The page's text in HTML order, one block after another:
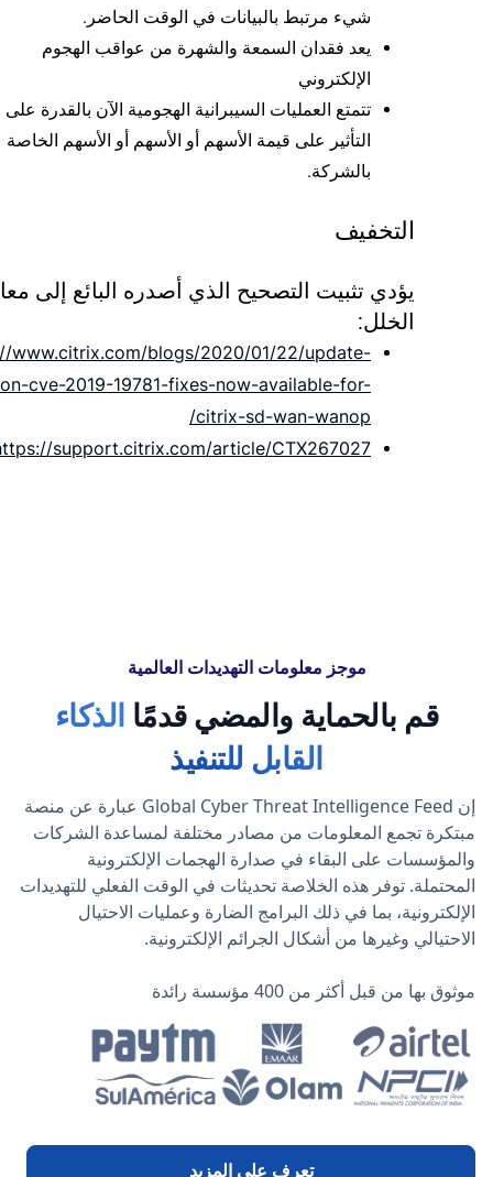
شيء مرتبط بالبيانات في الوقت الحاضر.
يعد فقدان السمعة والشهرة من عواقب الهجوم
الإلكتروني
تتمتع العمليات السيبرانية الهجومية الآن بالقدرة على
التأثير على قيمة الأسهم أو الأسهم أو الأسهم الخاصة
بالشركة.
التخفيف
يؤدي تثبيت التصحيح الذي أصدره البائع إلى
الخلل:
www.citrix.com/blogs/2020/01/22/update-
on-cve-2019-19781-fixes-now-available-for-
citrix-sd-wan-wanop/
support.citrix.com/article/CTX267027
موجز معلومات التهديدات العالمية
قم بالحماية والمضي قدمًا الذكاء
القابل للتنفيذ
إن Global Cyber Threat Intelligence Feed عبارة عن منصة
مبتكرة تجمع المعلومات من مصادر مختلفة لمساعدة الشركات
والمؤسسات على البقاء في صدارة الهجمات الإلكترونية
المحتملة. توفر هذه الخلاصة تحديثات في الوقت الفعلي للتهديدات
الإلكترونية، بما في ذلك البرامج الضارة وعمليات الاحتيال
الاحتيالي وغيرها من أشكال الجرائم الإلكترونية.
موثوق بها من قبل أكثر من 400 مؤسسة رائدة
تعرف على المزيد